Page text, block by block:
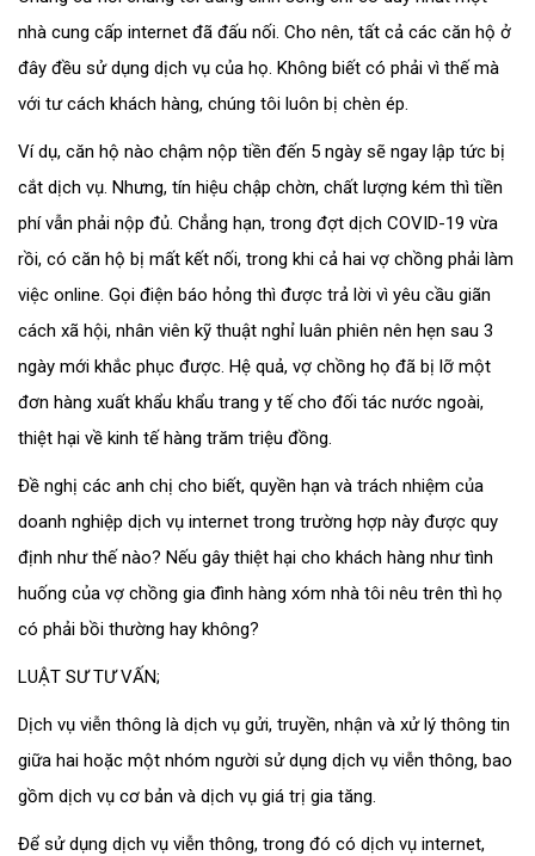
nhà cung cấp internet đã đấu nối. Cho nên, tất cả các căn hộ ở
đây đều sử dụng dịch vụ của họ. Không biết có phải vì thế mà
với tư cách khách hàng, chúng tôi luôn bị chèn ép.
Ví dụ, căn hộ nào chậm nộp tiền đến 5 ngày sẽ ngay lập tức bị
cắt dịch vụ. Nhưng, tín hiệu chập chờn, chất lượng kém thì tiền
phí vẫn phải nộp đủ. Chẳng hạn, trong đợt dịch COVID-19 vừa
rồi, có căn hộ bị mất kết nối, trong khi cả hai vợ chồng phải làm
việc online. Gọi điện báo hỏng thì được trả lời vì yêu cầu giãn
cách xã hội, nhân viên kỹ thuật nghỉ luân phiên nên hẹn sau 3
ngày mới khắc phục được. Hệ quả, vợ chồng họ đã bị lỡ một
đơn hàng xuất khẩu khẩu trang y tế cho đối tác nước ngoài,
thiệt hại về kinh tế hàng trăm triệu đồng.
Đề nghị các anh chị cho biết, quyền hạn và trách nhiệm của
doanh nghiệp dịch vụ internet trong trường hợp này được quy
định như thế nào? Nếu gây thiệt hại cho khách hàng như tình
huống của vợ chồng gia đình hàng xóm nhà tôi nêu trên thì họ
có phải bồi thường hay không?
LUẬT SƯ TƯ VẤN;
Dịch vụ viễn thông là dịch vụ gửi, truyền, nhận và xử lý thông tin
giữa hai hoặc một nhóm người sử dụng dịch vụ viễn thông, bao
gồm dịch vụ cơ bản và dịch vụ giá trị gia tăng.
Để sử dụng dịch vụ viễn thông, trong đó có dịch vụ internet,